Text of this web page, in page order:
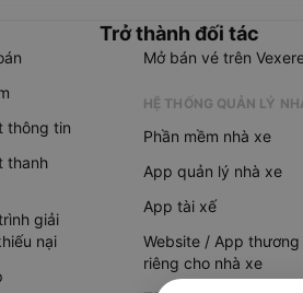
thông tin
thanh
giải
nại
Trở thành đối tác
Mở bán vé trên
HỆ THỐNG QUẢN LÝ
Phần mềm nhà xe
App quản lý nhà xe
App tài xế
Website / App thương
riêng cho nhà xe